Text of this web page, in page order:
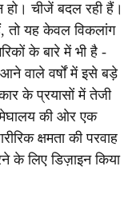
चीजें बदल रही हैं।
तो यह केवल विकलांग
के बारे में भी है -
वाले वर्षों में इसे बड़े
के प्रयासों में तेजी
की ओर एक
क्षमता की परवाह
के लिए डिज़ाइन किया